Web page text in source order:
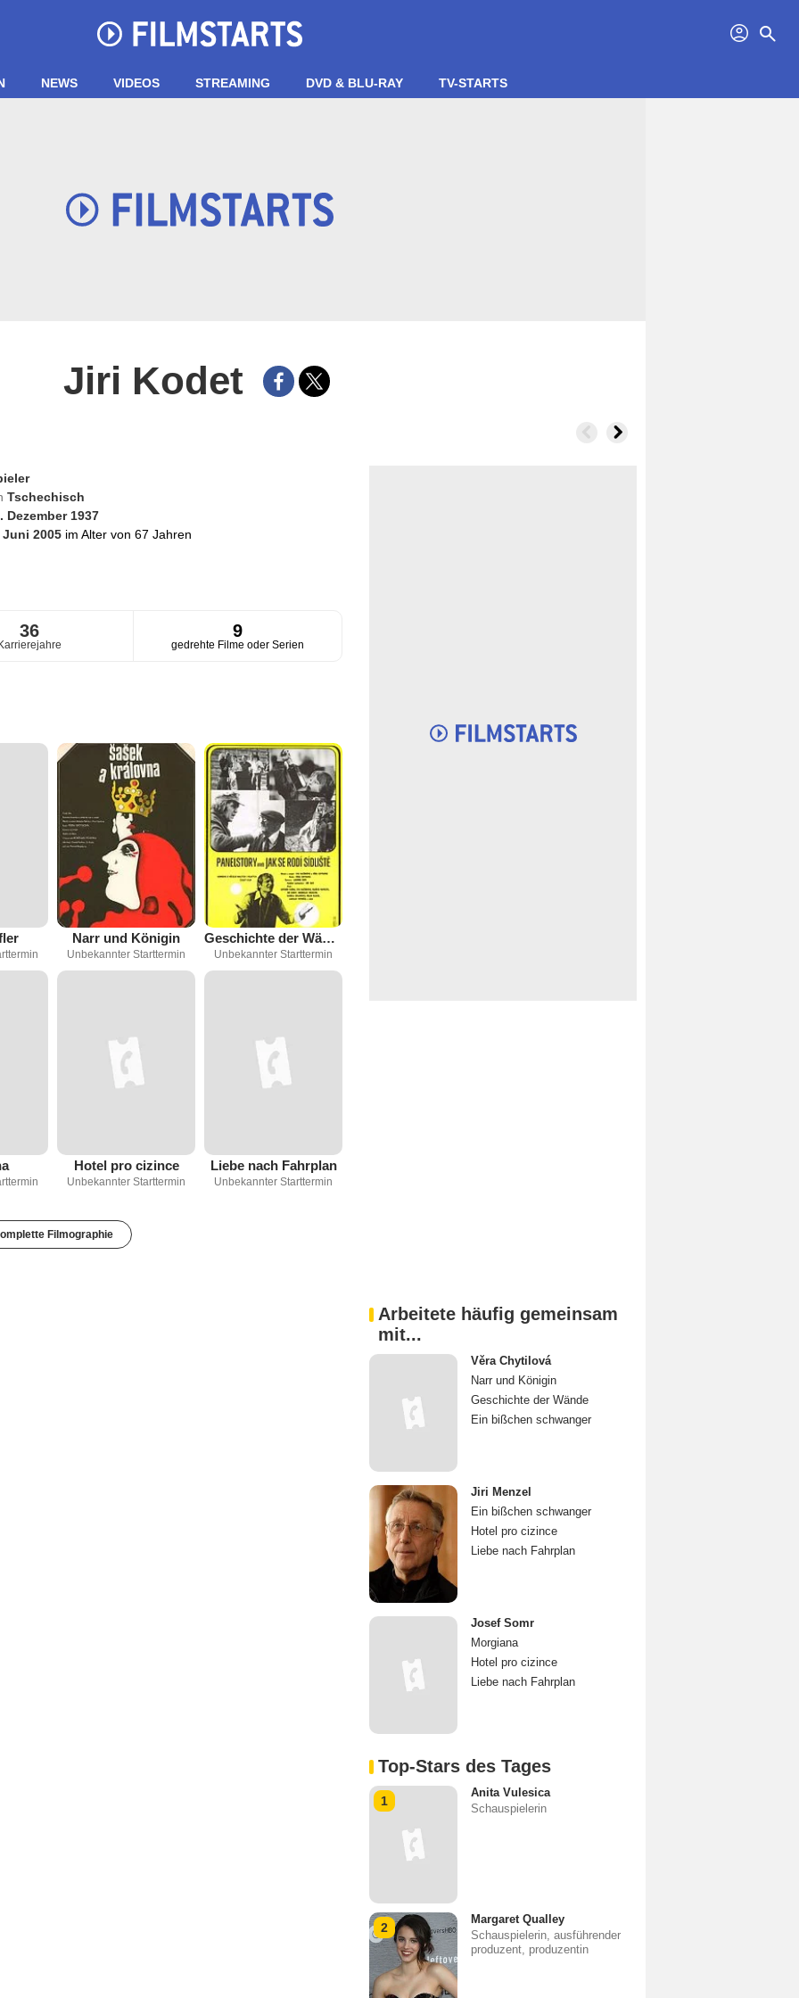
profil search
NEWS VIDEOS STREAMING DVD & BLU-RAY TV-STARTS
Jiri Kodet
Tschechisch
Dezember 1937
Juni 2005 im Alter von 67 Jahren
36 9
gedrehte Filme oder Serien
Narr und Königin
Unbekannter Starttermin
Geschichte der Wände
Unbekannter Starttermin
Hotel pro cizince
Unbekannter Starttermin
Liebe nach Fahrplan
Unbekannter Starttermin
Filmographie
Arbeitete häufig gemeinsam
mit...
Věra Chytilová
Narr und Königin
Geschichte der Wände
Ein bißchen schwanger
Jiri Menzel
Ein bißchen schwanger
Hotel pro cizince
Liebe nach Fahrplan
Josef Somr
Morgiana
Hotel pro cizince
Liebe nach Fahrplan
Top-Stars des Tages
1
Anita Vulesica
Schauspielerin
2
Margaret Qualley
Schauspielerin, ausführender
produzent, produzentin